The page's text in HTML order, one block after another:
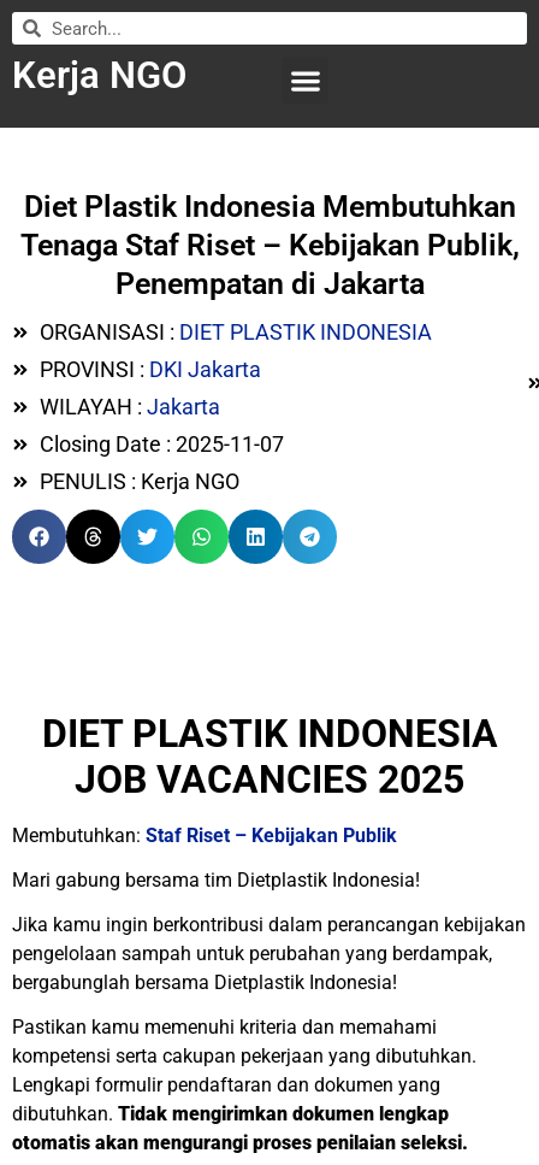
Kerja NGO
Diet Plastik Indonesia Membutuhkan
Tenaga Staf Riset – Kebijakan Publik,
Penempatan di Jakarta
ORGANISASI : DIET PLASTIK INDONESIA
PROVINSI : DKI Jakarta
WILAYAH : Jakarta
Closing Date : 2025-11-07
PENULIS : Kerja NGO
DIET PLASTIK INDONESIA
JOB VACANCIES 2025
Membutuhkan: Staf Riset – Kebijakan Publik
Mari gabung bersama tim Dietplastik Indonesia!
Jika kamu ingin berkontribusi dalam perancangan kebijakan
pengelolaan sampah untuk perubahan yang berdampak,
bergabunglah bersama Dietplastik Indonesia!
Pastikan kamu memenuhi kriteria dan memahami
kompetensi serta cakupan pekerjaan yang dibutuhkan.
Lengkapi formulir pendaftaran dan dokumen yang
dibutuhkan. Tidak mengirimkan dokumen lengkap
otomatis akan mengurangi proses penilaian seleksi.